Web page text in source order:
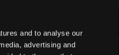
and to analyse our
advertising and